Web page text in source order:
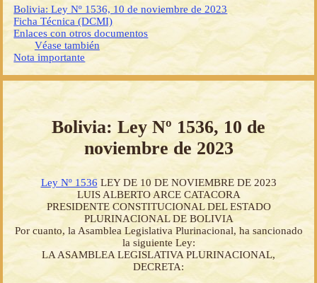
Bolivia: Ley Nº 1536, 10 de noviembre de 2023
Ficha Técnica (DCMI)
Enlaces con otros documentos
Véase también
Nota importante
Bolivia: Ley Nº 1536, 10 de
noviembre de 2023
Ley Nº 1536 LEY DE 10 DE NOVIEMBRE DE 2023
LUIS ALBERTO ARCE CATACORA
PRESIDENTE CONSTITUCIONAL DEL ESTADO
PLURINACIONAL DE BOLIVIA
Por cuanto, la Asamblea Legislativa Plurinacional, ha sancionado
la siguiente Ley:
LA ASAMBLEA LEGISLATIVA PLURINACIONAL,
DECRETA: